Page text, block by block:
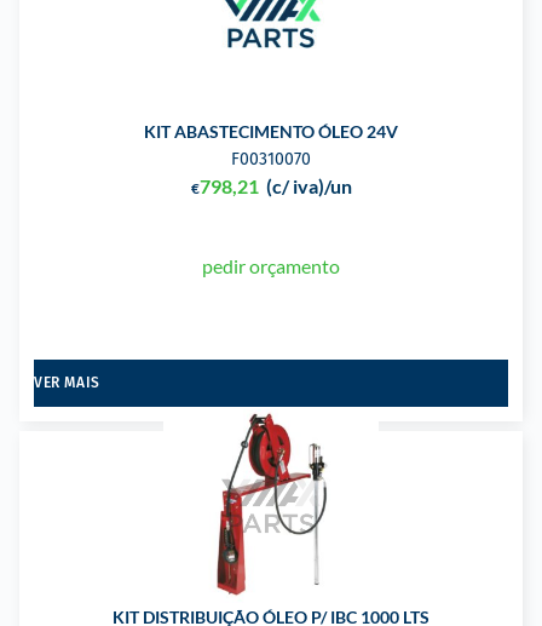
KIT ABASTECIMENTO ÓLEO 24V
F00310070
€798,21 (c/ iva)/un
pedir orçamento
VER MAIS
KIT DISTRIBUIÇÃO ÓLEO P/ IBC 1000 LTS